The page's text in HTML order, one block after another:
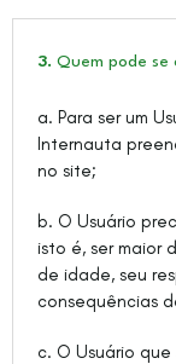
3. Quem pode se
a. Para ser um
Internauta
no site;
b. O Usuário
isto é, ser maior
de idade, seu
consequências
c. O Usuário